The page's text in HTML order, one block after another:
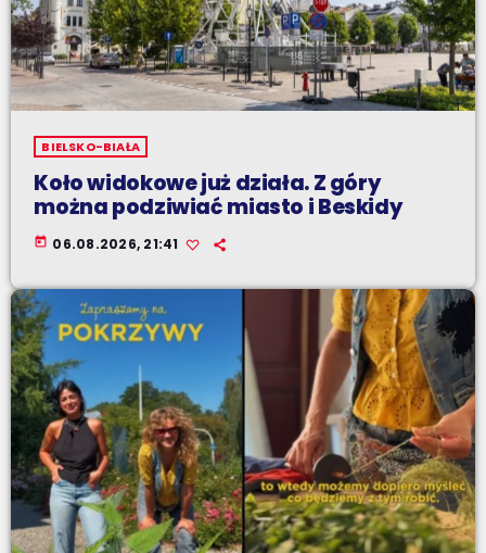
BIELSKO-BIAŁA
Koło widokowe już działa. Z góry
można podziwiać miasto i Beskidy
today 06.08.2026, 21:41